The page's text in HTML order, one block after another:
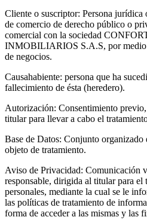
Cliente o suscriptor: Persona jurídica
de comercio de derecho público o
comercial con la sociedad
INMOBILIARIOS S.A.S, por medio
de negocios.
Causahabiente: persona que ha
fallecimiento de ésta (heredero).
Autorización: Consentimiento
titular para llevar a cabo el
Base de Datos: Conjunto organizado
objeto de tratamiento.
Aviso de Privacidad: Comunicación
responsable, dirigida al titular para el
personales, mediante la cual se le
las políticas de tratamiento de
forma de acceder a las mismas y las